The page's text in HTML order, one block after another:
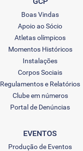
Boas Vindas
Apoio ao Sócio
Atletas olímpicos
Momentos Históricos
Instalações
Corpos Sociais
Regulamentos e Relatórios
Clube em números
Portal de Denúncias
EVENTOS
Produção de Eventos